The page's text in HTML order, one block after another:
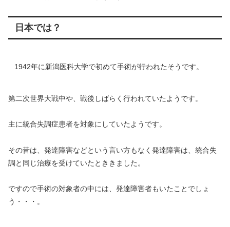
日本では？
1942年に新潟医科大学で初めて手術が行われたそうです。
第二次世界大戦中や、戦後しばらく行われていたようです。
主に統合失調症患者を対象にしていたようです。
その昔は、発達障害などという言い方もなく発達障害は、統合失
調と同じ治療を受けていたとききました。
ですので手術の対象者の中には、発達障害者もいたことでしょ
う・・・。